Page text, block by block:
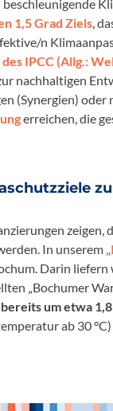
1,5 Grad Ziels,
n
des IPCC (Allg.:
nachhaltigen
(Synergien)
erreichen, die
zeigen,
In unserem
Darin
„Bochumer
um etwa 1,8
ab 30